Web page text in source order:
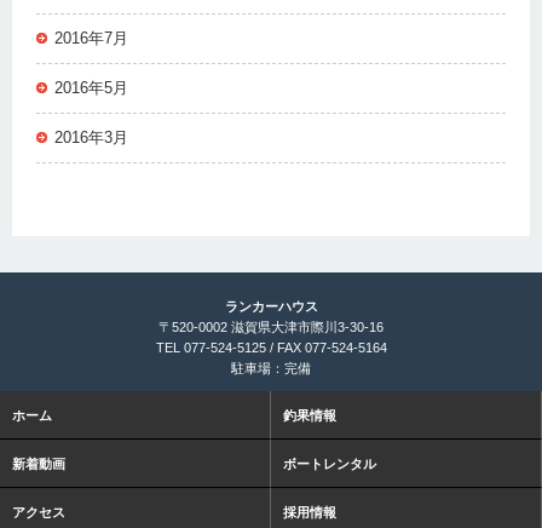
2016年7月
2016年5月
2016年3月
ランカーハウス
〒520-0002 滋賀県大津市際川3-30-16
TEL 077-524-5125 / FAX 077-524-5164
駐車場：完備
ホーム 釣果情報
新着動画 ボートレンタル
アクセス 採用情報